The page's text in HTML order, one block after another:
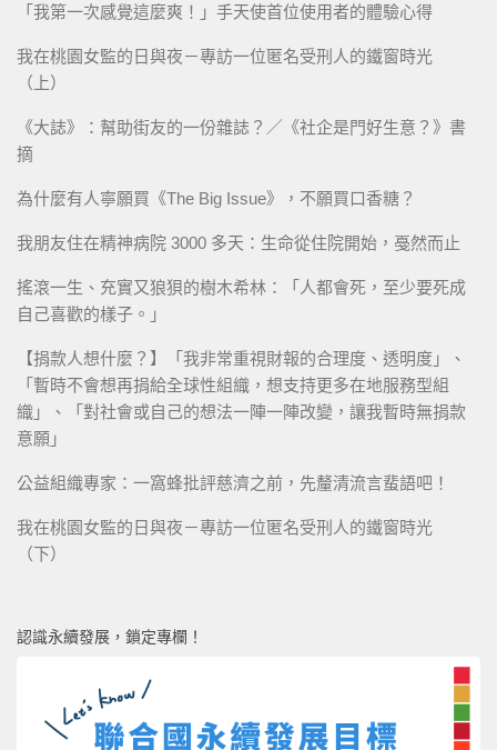
「我第一次感覺這麼爽！」手天使首位使用者的體驗心得
我在桃園女監的日與夜－專訪一位匿名受刑人的鐵窗時光
（上）
《大誌》：幫助街友的一份雜誌？／《社企是門好生意？》書
摘
為什麼有人寧願買《The Big Issue》，不願買口香糖？
我朋友住在精神病院 3000 多天：生命從住院開始，戞然而止
搖滾一生、充實又狼狽的樹木希林：「人都會死，至少要死成
自己喜歡的樣子。」
【捐款人想什麼？】「我非常重視財報的合理度、透明度」、
「暫時不會想再捐給全球性組織，想支持更多在地服務型組
織」、「對社會或自己的想法一陣一陣改變，讓我暫時無捐款
意願」
公益組織專家：一窩蜂批評慈濟之前，先釐清流言蜚語吧！
我在桃園女監的日與夜－專訪一位匿名受刑人的鐵窗時光
（下）
認識永續發展，鎖定專欄！